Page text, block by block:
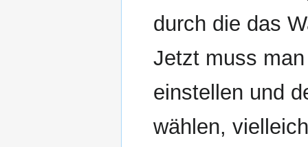
durch die das
Jetzt muss
einstellen und
wählen,